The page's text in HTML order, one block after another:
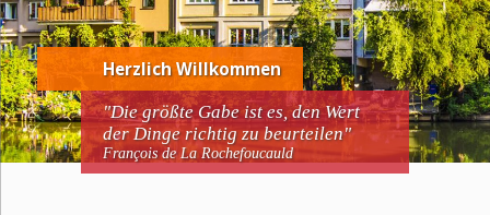
Herzlich Willkommen
"Die größte Gabe ist es, den Wert
der Dinge richtig zubeurteilen"
François de La Rochefoucauld